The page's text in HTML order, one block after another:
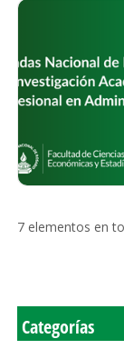
7 elementos en
Categorías